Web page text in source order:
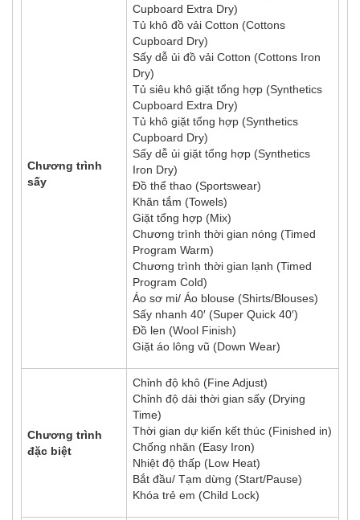
Chương trình
sấy
Cupboard Extra Dry)
Tủ khô đồ vải Cotton (Cottons
Cupboard Dry)
Sấy dễ ủi đồ vải Cotton (Cottons Iron
Dry)
Tủ siêu khô giặt tổng hợp (Synthetics
Cupboard Extra Dry)
Tủ khô giặt tổng hợp (Synthetics
Cupboard Dry)
Sấy dễ ủi giặt tổng hợp (Synthetics
Iron Dry)
Đồ thể thao (Sportswear)
Khăn tắm (Towels)
Giặt tổng hợp (Mix)
Chương trình thời gian nóng (Timed
Program Warm)
Chương trình thời gian lạnh (Timed
Program Cold)
Áo sơ mi/ Áo blouse (Shirts/Blouses)
Sấy nhanh 40′ (Super Quick 40′)
Đồ len (Wool Finish)
Giặt áo lông vũ (Down Wear)
Chương trình
đặc biệt
Chỉnh độ khô (Fine Adjust)
Chỉnh độ dài thời gian sấy (Drying
Time)
Thời gian dự kiến kết thúc (Finished in)
Chống nhăn (Easy Iron)
Nhiệt độ thấp (Low Heat)
Bắt đầu/ Tạm dừng (Start/Pause)
Khóa trẻ em (Child Lock)